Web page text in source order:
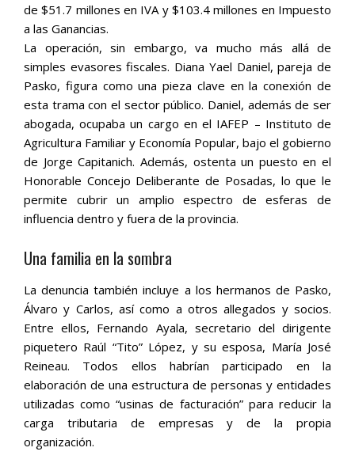
de $51.7 millones en IVA y $103.4 millones en Impuesto
a las Ganancias.
La operación, sin embargo, va mucho más allá de
simples evasores fiscales. Diana Yael Daniel, pareja de
Pasko, figura como una pieza clave en la conexión de
esta trama con el sector público. Daniel, además de ser
abogada, ocupaba un cargo en el IAFEP – Instituto de
Agricultura Familiar y Economía Popular, bajo el gobierno
de Jorge Capitanich. Además, ostenta un puesto en el
Honorable Concejo Deliberante de Posadas, lo que le
permite cubrir un amplio espectro de esferas de
influencia dentro y fuera de la provincia.
Una familia en la sombra
La denuncia también incluye a los hermanos de Pasko,
Álvaro y Carlos, así como a otros allegados y socios.
Entre ellos, Fernando Ayala, secretario del dirigente
piquetero Raúl “Tito” López, y su esposa, María José
Reineau. Todos ellos habrían participado en la
elaboración de una estructura de personas y entidades
utilizadas como “usinas de facturación” para reducir la
carga tributaria de empresas y de la propia
organización.